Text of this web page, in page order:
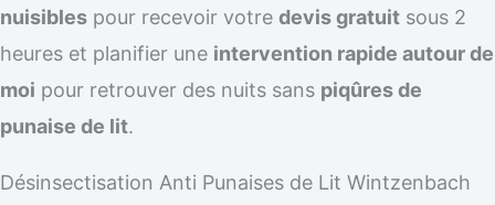
nuisibles pour recevoir votre devis gratuit sous 2
heures et planifier une intervention rapide autour de
moi pour retrouver des nuits sans piqûres de
punaise de lit.
Désinsectisation Anti Punaises de Lit Wintzenbach